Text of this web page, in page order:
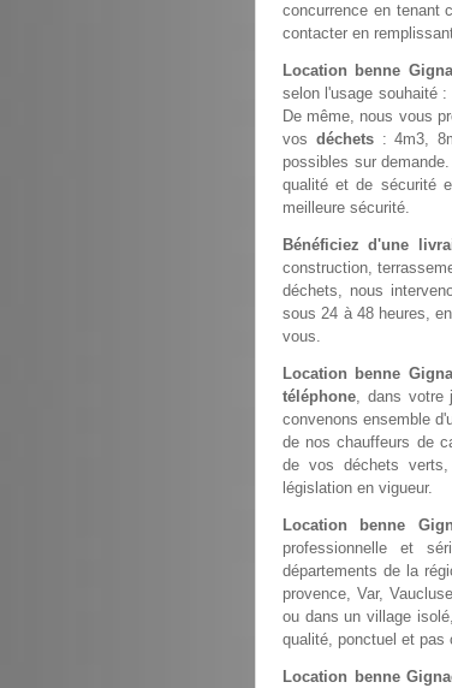
concurrence en tenant
contacter en
Location benne
selon l'usage souhaité :
De même, nous vous
vos déchets: 4m3,
possibles sur
qualité et de sécurité
meilleure sécurité.
Bénéficiez d'une
construction,
déchets, nous
sous 24 à 48 heures,
vous.
Location benne
téléphone, dans votre
convenons ensemble
de nos chauffeurs de
de vos déchets
législation en vigueur.
Location benne
professionnelle et
départements de la
provence, Var,
ou dans un village
qualité, ponctuel et pas
Location benne